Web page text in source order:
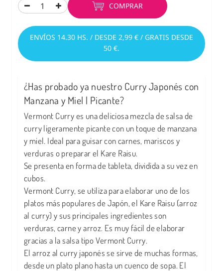
COMPRAR
ENVÍOS 14.30 HS. / DESDE 2,99 € / GRATIS DESDE
50 €.
¿Has probado ya nuestro Curry Japonés con
Manzana y Miel | Picante?
Vermont Curry es una deliciosa mezcla de salsa de
curry ligeramente picante con un toque de manzana
y miel. Ideal para guisar con carnes, mariscos y
verduras o preparar el Kare Raisu.
Se presenta en forma de tableta, dividida a su vez en
cubos.
Vermont Curry, se utiliza para elaborar uno de los
platos más populares de Japón, el Kare Raisu (arroz
al curry) y sus principales ingredientes son
verduras, carne y arroz. Es muy fácil de elaborar
gracias a la salsa tipo Vermont Curry.
El arroz al curry japonés se sirve de muchas formas,
desde un plato plano hasta un cuenco de sopa. El